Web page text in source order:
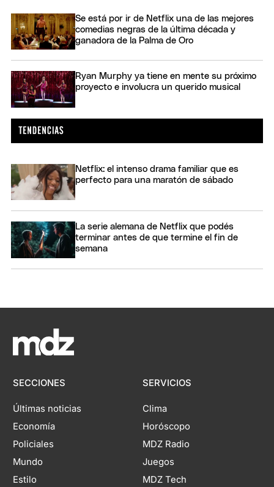
Se está por ir de Netflix una de las mejores
comedias negras de la última década y
ganadora de la Palma de Oro
Ryan Murphy ya tiene en mente su próximo
proyecto e involucra un querido musical
Netflix: el intenso drama familiar que es
perfecto para una maratón de sábado
La serie alemana de Netflix que podés
terminar antes de que termine el fin de
semana
SECCIONES
Últimas noticias
Economía
Policiales
Mundo
Estilo
SERVICIOS
Clima
Horóscopo
MDZ Radio
Juegos
MDZ Tech